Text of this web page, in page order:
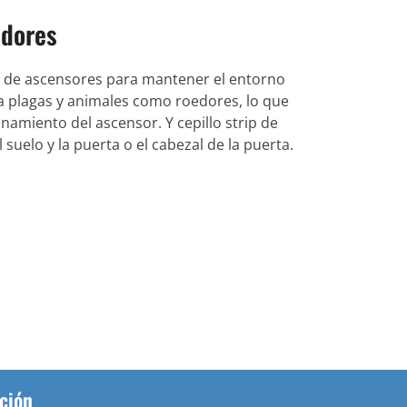
ascensores para mantener el entorno
plagas y animales como roedores, lo que
del ascensor. Y cepillo strip de
y la puerta o el cabezal de la puerta.